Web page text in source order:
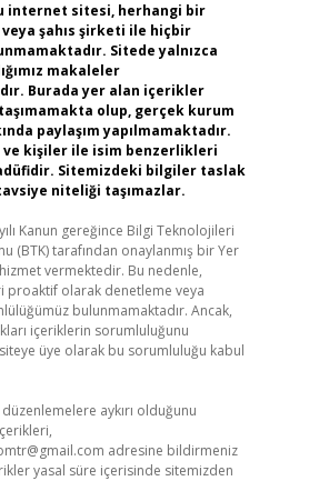
internet sitesi, herhangi bir
şahıs şirketi ile hiçbir
Sitede yalnızca
makaleler
Burada yer alan içerikler
olup, gerçek kurum
paylaşım yapılmamaktadır.
ve kişiler ile isim benzerlikleri
Sitemizdeki bilgiler taslak
niteliği taşımazlar.
Kanun gereğince Bilgi Teknolojileri
(BTK) tarafından onaylanmış bir Yer
hizmet vermektedir. Bu nedenle,
proaktif olarak denetleme veya
bulunmamaktadır. Ancak,
içeriklerin sorumluluğunu
üye olarak bu sorumluluğu kabul
aykırı olduğunu
adresine bildirmeniz
yasal süre içerisinde sitemizden